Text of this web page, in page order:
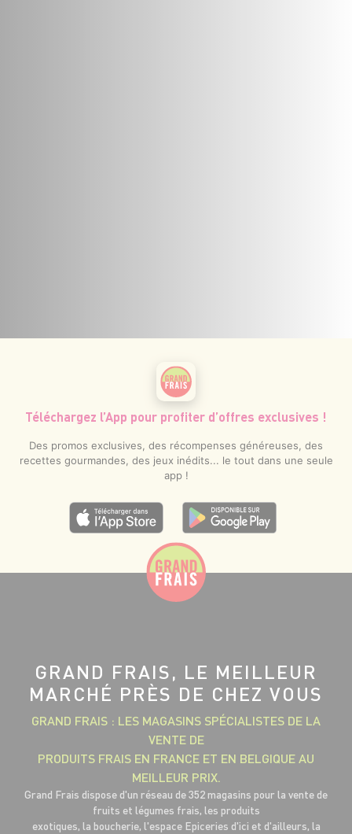
Téléchargez l’App pour profiter d’offres exclusives !
Des promos exclusives, des récompenses généreuses, des
recettes gourmandes, des jeux inédits... le tout dans une seule
app !
GRAND FRAIS, LE MEILLEUR
MARCHÉ PRÈS DE CHEZ VOUS
GRAND FRAIS : LES MAGASINS SPÉCIALISTES DE LA
VENTE DE
PRODUITS FRAIS EN FRANCE ET EN BELGIQUE AU
MEILLEUR PRIX.
Grand Frais dispose d'un réseau de 352 magasins pour la vente de
fruits et légumes frais, les produits
exotiques, la boucherie, l'espace Epiceries d'ici et d'ailleurs, la